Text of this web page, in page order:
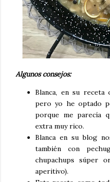
Algunos consejos:
Blanca, en su receta
pero yo he optado
porque me parecía
extra muy rico.
Blanca en su blog
también con
chupachups súper
aperitivo).